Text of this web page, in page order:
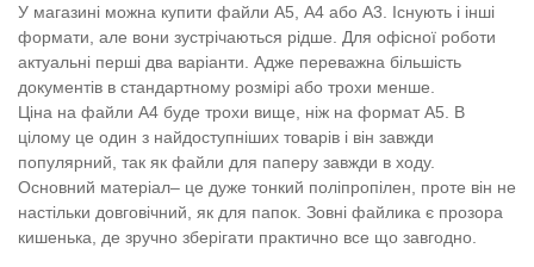
У магазині можна купити файли А5, А4 або А3. Існують і інші
формати, але вони зустрічаються рідше. Для офісної роботи
актуальні перші два варіанти. Адже переважна більшість
документів в стандартному розмірі або трохи менше.
Ціна на файли А4 буде трохи вище, ніж на формат А5. В
цілому це один з найдоступніших товарів і він завжди
популярний, так як файли для паперу завжди в ходу.
Основний матеріал– це дуже тонкий поліпропілен, проте він не
настільки довговічний, як для папок. Зовні файлика є прозора
кишенька, де зручно зберігати практично все що завгодно.